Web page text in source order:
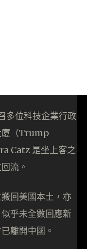
位科技企業行政
廈（Trump
Catz 是坐上客之
流。
回美國本土，亦
乎未全數回應新
離開中國。